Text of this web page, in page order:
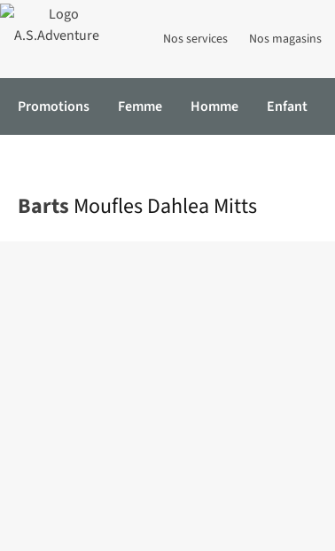
Nos services Nos magasins
Promotions Femme Homme Enfant
Barts Moufles Dahlea Mitts